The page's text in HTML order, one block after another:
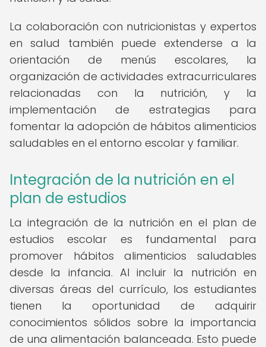
La colaboración con nutricionistas y expertos
en salud también puede extenderse a la
orientación de menús escolares, la
organización de actividades extracurriculares
relacionadas con la nutrición, y la
implementación de estrategias para
fomentar la adopción de hábitos alimenticios
saludables en el entorno escolar y familiar.
Integración de la nutrición en el
plan de estudios
La integración de la nutrición en el plan de
estudios escolar es fundamental para
promover hábitos alimenticios saludables
desde la infancia. Al incluir la nutrición en
diversas áreas del currículo, los estudiantes
tienen la oportunidad de adquirir
conocimientos sólidos sobre la importancia
de una alimentación balanceada. Esto puede